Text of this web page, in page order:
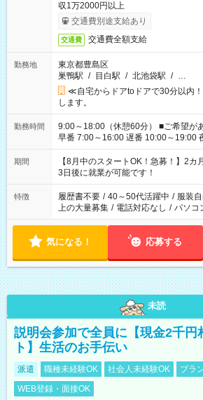
収1万2000円以上
交通費別途支給あり
交通費 交通費全額支給
勤務地
東京都豊島区
巣鴨駅 / 目白駅 / 北池袋駅 / …
≪自宅からドアtoドアで30分以内
します。
勤務時間
9:00～18:00（休憩60分） ■ご希望があれば下記シフトもOK！
早番 7:00～16:00 遅番 10:00～19:00 夜勤
と休みを合わせたい」 「余裕を持っ
「できれば残業はしたくない」 など
ね。 ※Wワーク希望の方へ 今ご覧のお仕事で希望する勤務時間
と、もう1つのお仕事の勤務時間。
合は応募できません。
期間
【8月中のスタートOK！急募！】2
3日後に就業が可能です！
特徴 履歴書不要 / 40～50代活躍中 / 服装
上の大量募集 / 電話対応なし / パソコ
気になる！ 応募する
未読
説明会参加で全員に【現金2千円
ト】生活のお手伝い
派遣 職種未経験OK 社会人未経験OK
ブラ
WEB登録・面接OK